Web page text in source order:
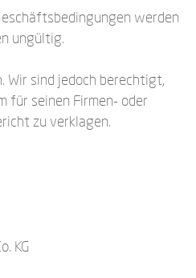
werden
ungültig.
Wir sind jedoch berechtigt,
für seinen Firmen- oder
zu verklagen.
KG